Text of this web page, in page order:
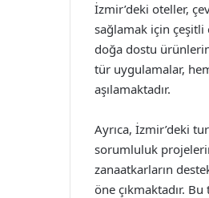
İzmir’deki oteller,
sağlamak için çeşitli
doğa dostu
tür uygulamalar,
aşılamaktadır.
Ayrıca, İzmir’deki
sorumluluk
zanaatkarların
öne çıkmaktadır.